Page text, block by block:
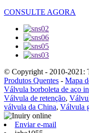
CONSULTE AGORA
© Copyright - 2010-2021:
Produtos Quentes - Mapa
Válvula borboleta de aço
Válvula de retenção,
válvula da China, Válvula
Enviar e-mail